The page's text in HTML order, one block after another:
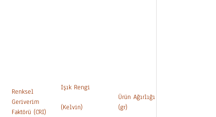
Renksel
Geriverim
Faktörü (CRI)
Işık Rengi
(Kelvin)
Ürün Ağırlığı
(gr)